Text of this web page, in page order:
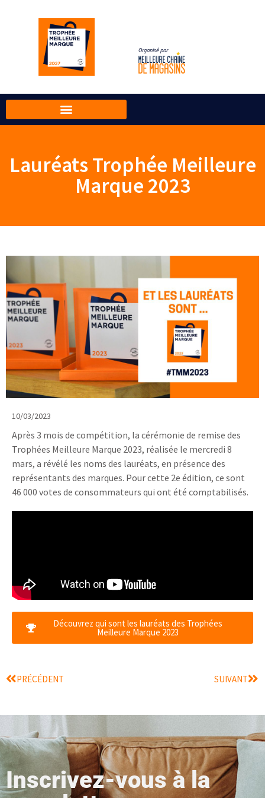
Organisé par
Lauréats Trophée Meilleure
Marque 2023
10/03/2023
Après 3 mois de compétition, la cérémonie de remise des
Trophées Meilleure Marque 2023, réalisée le mercredi 8
mars, a révélé les noms des lauréats, en présence des
représentants des marques. Pour cette 2e édition, ce sont
46 000 votes de consommateurs qui ont été comptabilisés.
Découvrez qui sont les lauréats des Trophées
Meilleure Marque 2023
PRÉCÉDENT SUIVANT
Inscrivez-vous à la